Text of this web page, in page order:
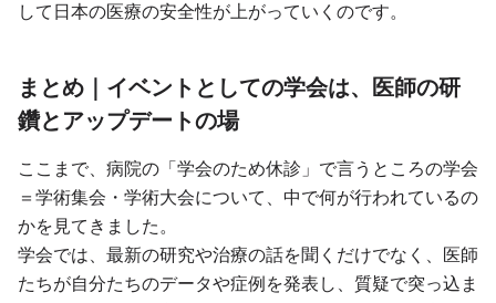
して日本の医療の安全性が上がっていくのです。
まとめ｜イベントとしての学会は、医師の研
鑽とアップデートの場
ここまで、病院の「学会のため休診」で言うところの学会
＝学術集会・学術大会について、中で何が行われているの
かを見てきました。
学会では、最新の研究や治療の話を聞くだけでなく、医師
たちが自分たちのデータや症例を発表し、質疑で突っ込ま